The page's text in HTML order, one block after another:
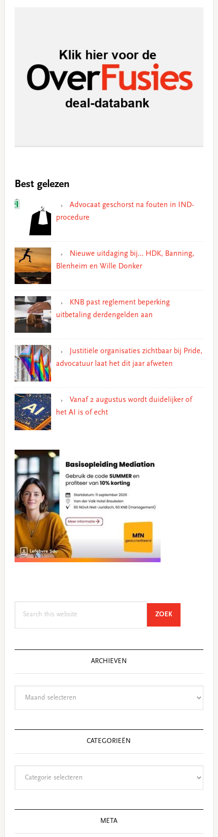
Best gelezen
Advocaat geschorst na fouten in IND-
procedure
Nieuwe uitdaging bij… HDK, Banning,
Blenheim en Wille Donker
KNB past reglement beperking
uitbetaling derdengelden aan
Justitiële organisaties zichtbaar bij Pride,
advocatuur laat het dit jaar afweten
Vanaf 2 augustus wordt duidelijker of
het AI is of echt
ZOEKSEARCH
ARCHIEVEN
CATEGORIEËN
META